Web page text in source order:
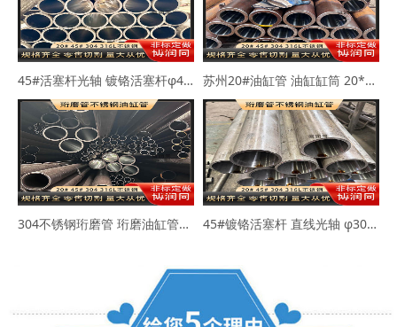
45#活塞杆光轴 镀铬活塞杆φ40-50mm 苏州20#油缸管 油缸缸筒 20*30 40*50
304不锈钢珩磨管 珩磨油缸管63*73 80*89 45#镀铬活塞杆 直线光轴 φ30-45-50mm